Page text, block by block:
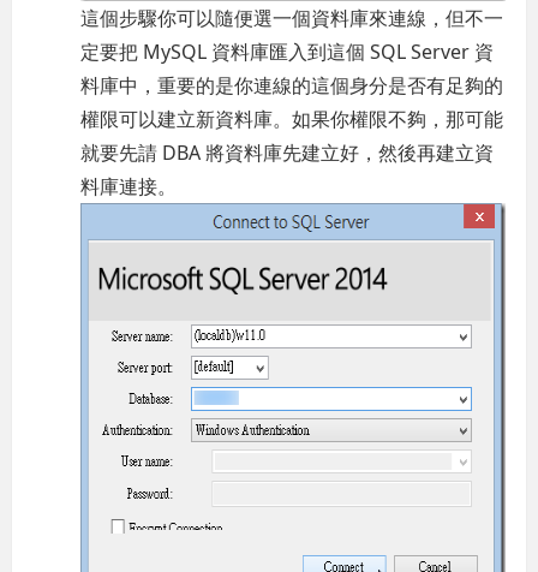
這個步驟你可以隨便選一個資料庫來連線，但不一
定要把 MySQL 資料庫匯入到這個 SQL Server 資
料庫中，重要的是你連線的這個身分是否有足夠的
權限可以建立新資料庫。如果你權限不夠，那可能
就要先請 DBA 將資料庫先建立好，然後再建立資
料庫連接。